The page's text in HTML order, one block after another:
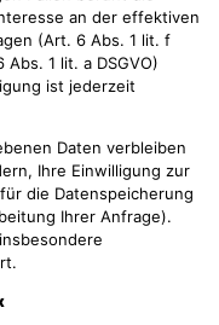
an der effektiven
(Art. 6 Abs. 1 lit. f
1 lit. a DSGVO)
ist jederzeit
Daten verbleiben
Ihre Einwilligung zur
die Datenspeicherung
Ihrer Anfrage).